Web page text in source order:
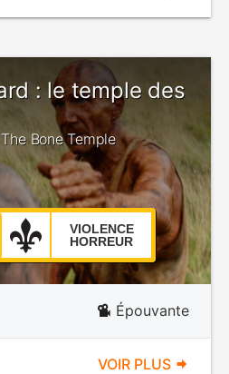
: le temple des
Bone Temple
VIOLENCE
HORREUR
Épouvante
VOIR PLUS